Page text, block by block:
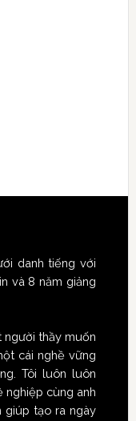
danh tiếng với
và 8 năm giảng
người thầy muốn
cái nghề vững
Tôi luôn luôn
nghiệp cùng anh
giúp tạo ra ngày